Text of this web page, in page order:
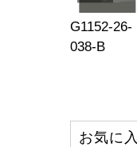
G1152-26-
038-B
お気に入